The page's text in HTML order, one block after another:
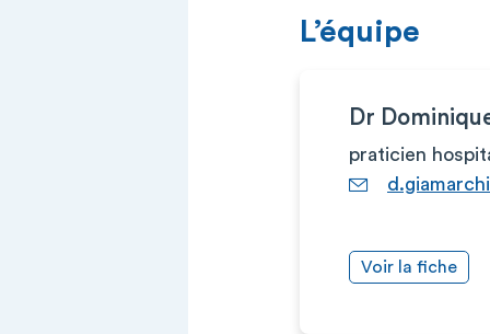
L’équipe
Dr
praticien
Voir la fiche